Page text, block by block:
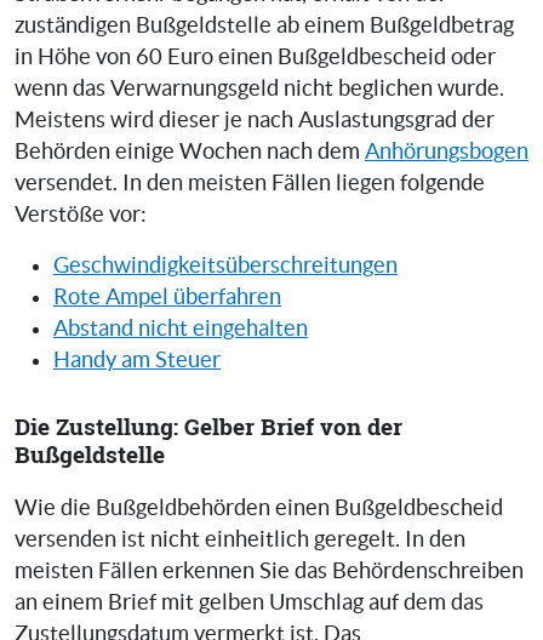
zuständigen Bußgeldstelle ab einem Bußgeldbetrag
in Höhe von 60 Euro einen Bußgeldbescheid oder
wenn das Verwarnungsgeld nicht beglichen wurde.
Meistens wird dieser je nach Auslastungsgrad der
Behörden einige Wochen nach dem Anhörungsbogen
versendet. In den meisten Fällen liegen folgende
Verstöße vor:
Geschwindigkeitsüberschreitungen
Rote Ampel überfahren
Abstand nicht eingehalten
Handy am Steuer
Die Zustellung: Gelber Brief von der
Bußgeldstelle
Wie die Bußgeldbehörden einen Bußgeldbescheid
versenden ist nicht einheitlich geregelt. In den
meisten Fällen erkennen Sie das Behördenschreiben
an einem Brief mit gelben Umschlag auf dem das
Zustellungsdatum vermerkt ist. Das